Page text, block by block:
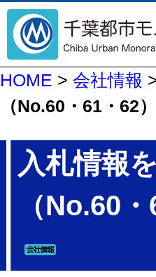
HOME > 会社情報
（No.60・61・62）
入札情報
（No.60